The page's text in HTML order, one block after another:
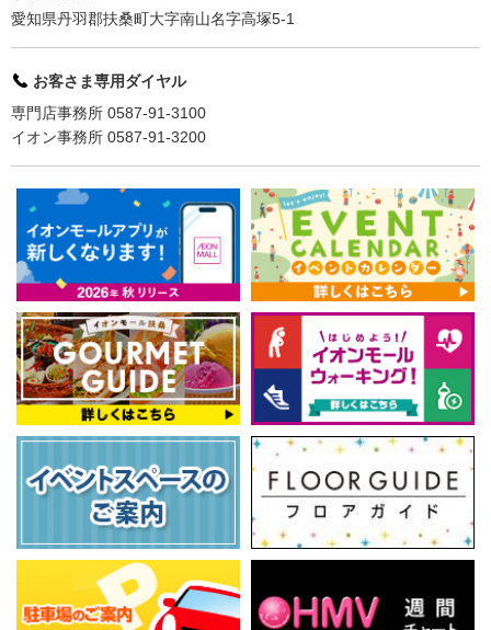
愛知県丹羽郡扶桑町大字南山名字高塚5-1
お客さま専用ダイヤル
専門店事務所 0587-91-3100
イオン事務所 0587-91-3200